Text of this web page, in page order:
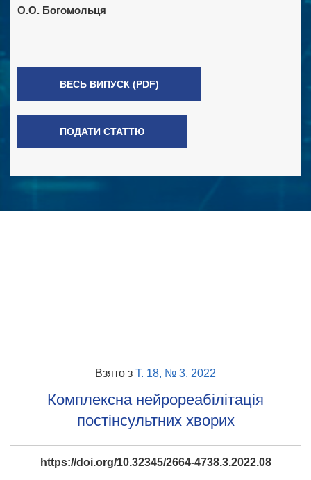
О.О. Богомольця
ВЕСЬ ВИПУСК (PDF)
ПОДАТИ СТАТТЮ
Взято з Т. 18, № 3, 2022
Комплексна нейрореабілітація
постінсультних хворих
https://doi.org/10.32345/2664-4738.3.2022.08